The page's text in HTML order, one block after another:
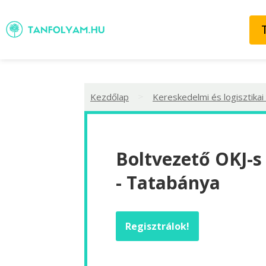
Kezdőlap Kereskedelmi és
Boltvezető OKJ-
- Tatabánya
Regisztrálok!